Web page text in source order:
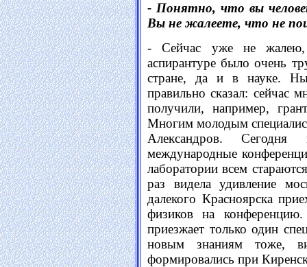
- Понятно, что вы
Вы не жалеете, что не
- Сейчас уже не
аспирантуре было очень
стране, да и в науке.
правильно сказал:
получили, например,
Многим молодым
Александров.
международные
лаборатории всем
раз видела удивление
далекого Красноярска
физиков на
приезжает только один
новым знаниям тоже,
формировались при